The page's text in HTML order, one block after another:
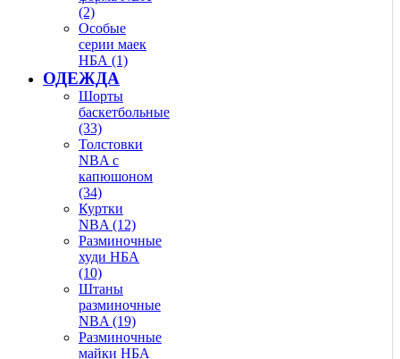
(2)
Особые
серии маек
НБА (1)
ОДЕЖДА
Шорты
баскетбольные
(33)
Толстовки
NBA с
капюшоном
(34)
Куртки
NBA (12)
Разминочные
худи НБА
(10)
Штаны
разминочные
NBA (19)
Разминочные
майки НБА